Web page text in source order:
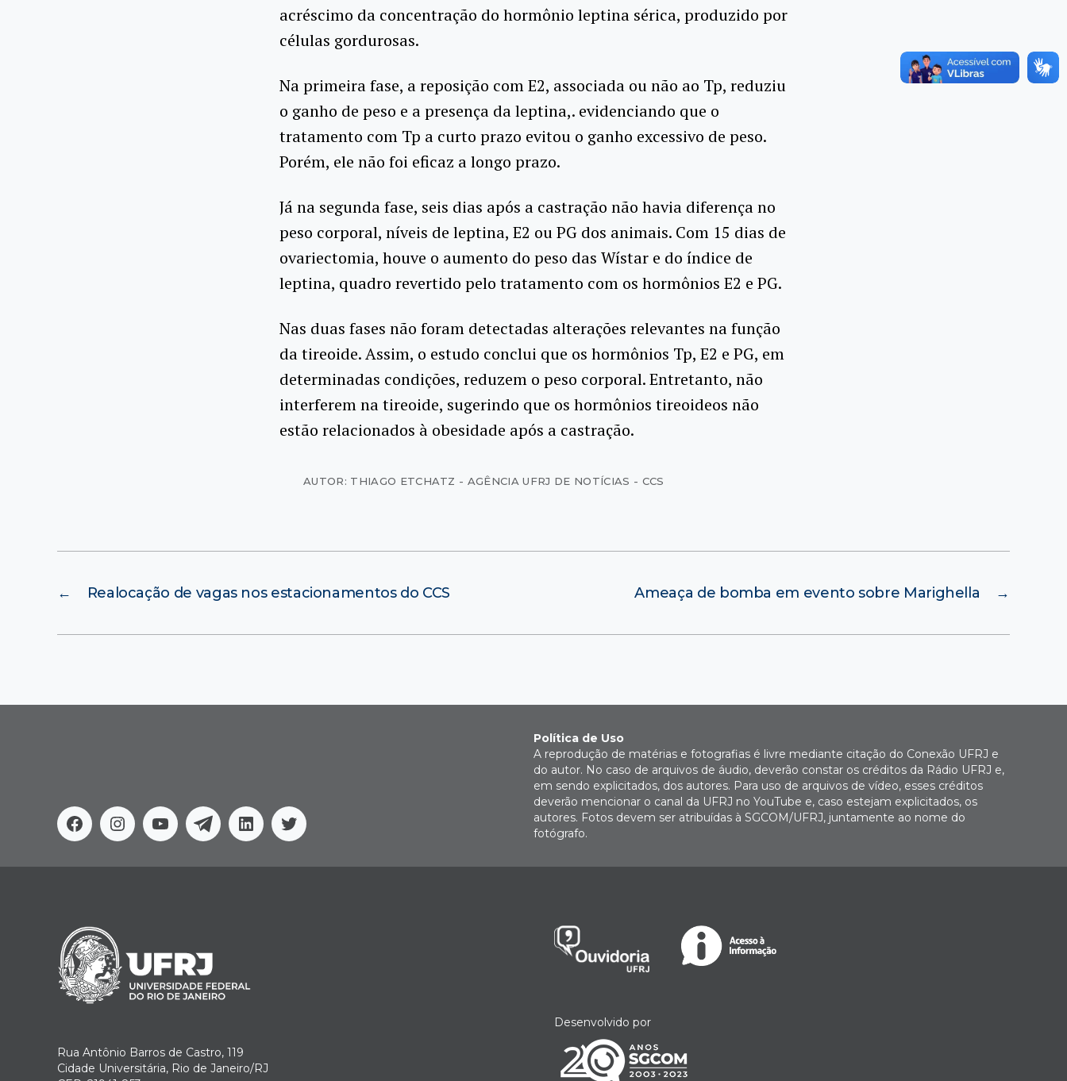
acréscimo da concentração do hormônio leptina sérica, produzido por
células gordurosas.
Na primeira fase, a reposição com E2, associada ou não ao Tp, reduziu
o ganho de peso e a presença da leptina,. evidenciando que o
tratamento com Tp a curto prazo evitou o ganho excessivo de peso.
Porém, ele não foi eficaz a longo prazo.
Já na segunda fase, seis dias após a castração não havia diferença no
peso corporal, níveis de leptina, E2 ou PG dos animais. Com 15 dias de
ovariectomia, houve o aumento do peso das Wístar e do índice de
leptina, quadro revertido pelo tratamento com os hormônios E2 e PG.
Nas duas fases não foram detectadas alterações relevantes na função
da tireoide. Assim, o estudo conclui que os hormônios Tp, E2 e PG, em
determinadas condições, reduzem o peso corporal. Entretanto, não
interferem na tireoide, sugerindo que os hormônios tireoideos não
estão relacionados à obesidade após a castração.
AUTOR: THIAGO ETCHATZ - AGÊNCIA UFRJ DE NOTÍCIAS - CCS
← Realocação de vagas nos estacionamentos do CCS →
Ameaça de bomba em evento sobre Marighella
FacebookInstagram
YoutubeTelegramLinkedinTwitter
Política de Uso
A reprodução de matérias e fotografias é livre mediante citação do Conexão UFRJ e
do autor. No caso de arquivos de áudio, deverão constar os créditos da Rádio UFRJ e,
em sendo explicitados, dos autores. Para uso de arquivos de vídeo, esses créditos
deverão mencionar o canal da UFRJ no YouTube e, caso estejam explicitados, os
autores. Fotos devem ser atribuídas à SGCOM/UFRJ, juntamente ao nome do
fotógrafo.
Rua Antônio Barros de Castro, 119
Cidade Universitária, Rio de Janeiro/RJ
Desenvolvido por